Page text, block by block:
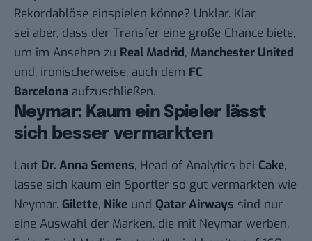
Rekordablöse einspielen könne? Unklar. Klar
sei aber, dass der Transfer eine große Chance biete,
um im Ansehen zu Real Madrid, Manchester United
und, ironischerweise, auch dem FC
Barcelona aufzuschließen.
Neymar: Kaum ein Spieler lässt
sich besser vermarkten
Laut Dr. Anna Semens, Head of Analytics bei Cake,
lasse sich kaum ein Sportler so gut vermarkten wie
Neymar. Gilette, Nike und Qatar Airways sind nur
eine Auswahl der Marken, die mit Neymar werben.